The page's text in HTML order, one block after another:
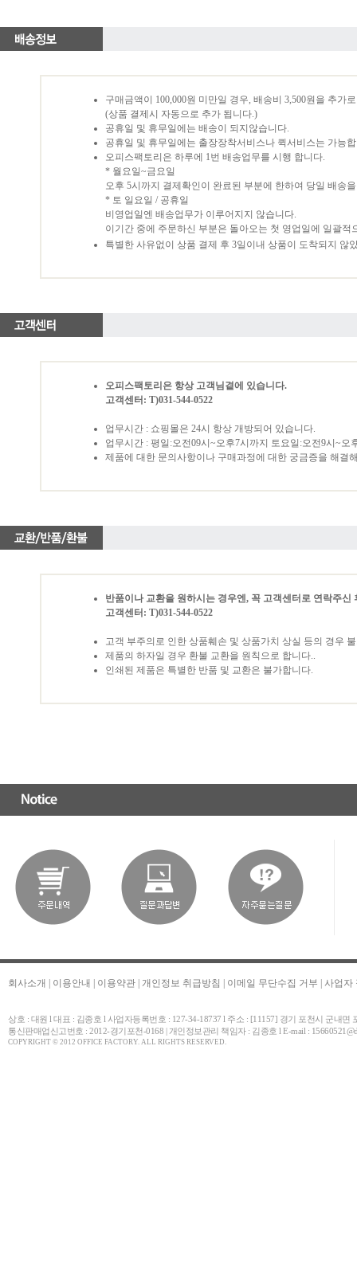
구매금액이 100,000원 미만일 경우, 배송비 3,500원을 추가
(상품 결제시 자동으로 추가 됩니다.)
공휴일 및 휴무일에는 배송이 되지않습니다.
공휴일 및 휴무일에는 출장장착서비스나 퀵서비스는 가능
오피스팩토리은 하루에 1번 배송업무를 시행 합니다.
* 월요일~금요일
오후 5시까지 결제확인이 완료된 부분에 한하여 당일 배송
* 토 일요일 / 공휴일
비영업일엔 배송업무가 이루어지지 않습니다.
이기간 중에 주문하신 부분은 돌아오는 첫 영업일에 일괄적
특별한 사유없이 상품 결제 후 3일이내 상품이 도착되지 않
오피스팩토리은 항상 고객님곁에 있습니다.
고객센터: T)031-544-0522
업무시간 : 쇼핑몰은 24시 항상 개방되어 있습니다.
업무시간 : 평일:오전09시~오후7시까지 토요일:오전9시~오
제품에 대한 문의사항이나 구매과정에 대한 궁금증을 해결
반품이나 교환을 원하시는 경우엔, 꼭 고객센터로 연락주
고객센터: T)031-544-0522
고객 부주의로 인한 상품훼손 및 상품가치 상실 등의 경우
제품의 하자일 경우 환불 교환을 원칙으로 합니다..
인쇄된 제품은 특별한 반품 및 교환은 불가합니다.
회사소개 이용안내 이용약관 개인정보 취급방침 이메일 무단수집 거부 사업자
상호 : 대원 l 대표 : 김종호 l 사업자등록번호 : 127-34-18737 l 주소 : [11157] 경기 포천시 군내면
통신판매업신고번호 : 2012-경기포천-0168 | 개인정보관리 책임자 : 김종호 l E-mail :
COPYRIGHT © 2012 OFFICE FACTORY. ALL RIGHTS RESERVED.